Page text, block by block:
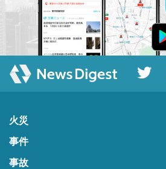
火災
事件
事故